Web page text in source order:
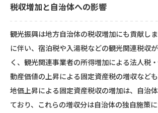
税収増加と自治体への影響
観光振興は地方自治体の税収増加にも貢献し
に伴い、宿泊税や入湯税などの観光関連税収
く、観光関連事業者の所得増加による法人税
動産価値の上昇による固定資産税の増収なども
地価上昇による固定資産税収の増加は、自治
ており、これらの増収分は自治体の独自施策